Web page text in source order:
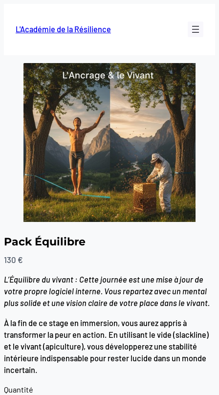
L'Académie de la Résilience
Pack Équilibre
N
w
130 €
L’Équilibre du vivant : Cette journée est une mise à jour de
votre propre logiciel interne. Vous repartez avec un mental
plus solide et une vision claire de votre place dans le vivant.
À la fin de ce stage en immersion, vous aurez appris à
transformer la peur en action. En utilisant le vide (slackline)
et le vivant (apiculture), vous développerez une stabilité
intérieure indispensable pour rester lucide dans un monde
incertain.
Quantité